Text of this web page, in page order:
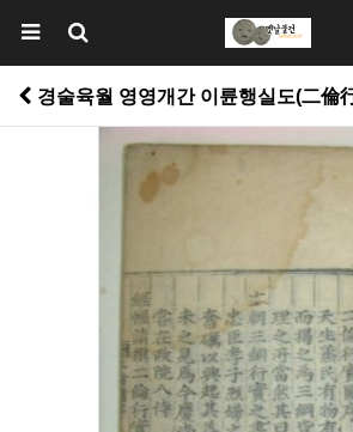
경술육월 영영개간 이륜행실도(二倫行實